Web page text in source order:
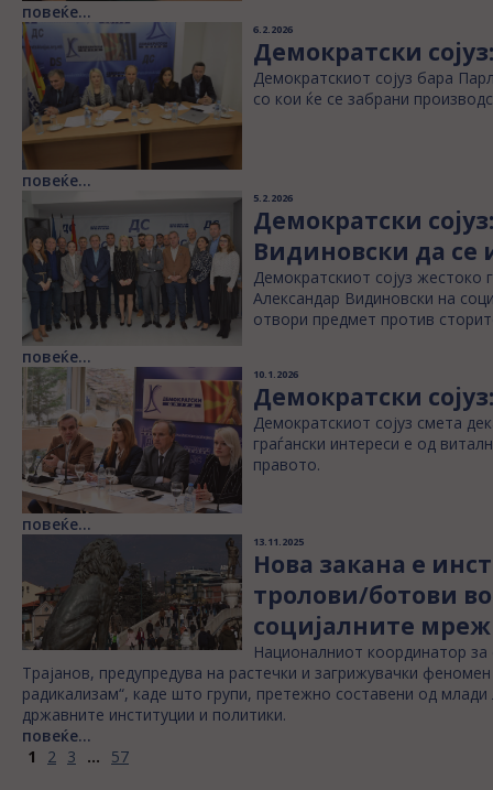
повеќе...
6.2.2026
Демократски
Демократскиот сојуз бара
со кои ќе се забрани
повеќе...
5.2.2026
Демократски
Видиновски да се
Демократскиот сојуз жестоко
Александар Видиновски на
отвори предмет против
повеќе...
10.1.2026
Демократски
Демократскиот сојуз смета
граѓански интереси е од
правото.
повеќе...
13.11.2025
Нова закана е
тролови/ботови
социјалните
Националниот координатор
Трајанов, предупредува на растечки и загрижувачки
радикализам“, каде што групи, претежно составени од
државните институции и политики.
повеќе...
1
2 3 ... 57